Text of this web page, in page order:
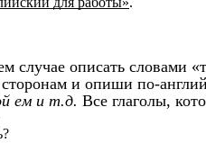
описать словами
и опиши по-
ем и т.д. Все глаголы,